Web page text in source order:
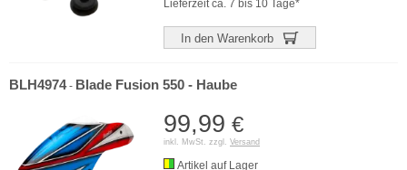
Lieferzeit ca. 7 bis 10 Tage*
In den Warenkorb
BLH4974- Blade Fusion 550 - Haube
99,99 €
inkl. MwSt. zzgl. Versand
Artikel auf Lager